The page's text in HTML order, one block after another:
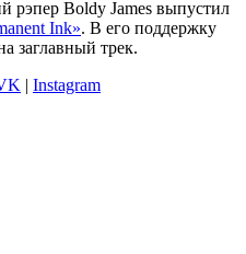
рэпер Boldy James выпустил
Ink». В его поддержку
заглавный трек.
| Instagram